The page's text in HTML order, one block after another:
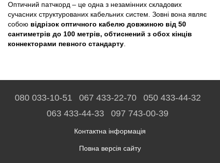
Оптичний патчкорд – це одна з незамінних складових
сучасних структурованих кабельних систем. Зовні вона являє
собою відрізок оптичного кабелю довжиною від 50
сантиметрів до 100 метрів, обтиснений з обох кінців
коннекторами певного стандарту
080 033-10-51 067 433-22-70
050 433-44-32
063 433-44-33
097 743-00-39
Контактна інформація
Повна версія сайту